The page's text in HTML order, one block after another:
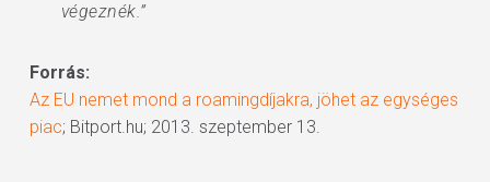
végeznék.”
Forrás:
Az EU nemet mond a roamingdíjakra, jöhet az egységes
piac; Bitport.hu; 2013. szeptember 13.